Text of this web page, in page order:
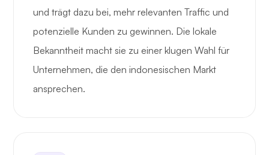
und trägt dazu bei, mehr relevanten Traffic und
potenzielle Kunden zu gewinnen. Die lokale
Bekanntheit macht sie zu einer klugen Wahl für
Unternehmen, die den indonesischen Markt
ansprechen.